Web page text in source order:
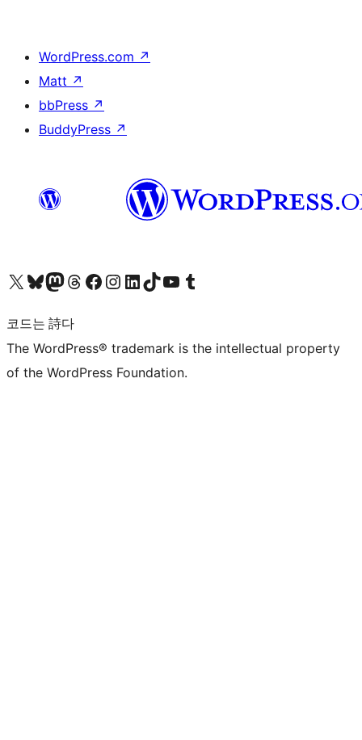
WordPress.com ↗
Matt ↗
bbPress ↗
BuddyPress ↗
X(이전 트위터) 계정 방문하기블루스카이 계정 방문하기마스토돈 계정 방문하기스레드 계정 방문하기 페이스북 페이지 방문하기인스타그램 계정 방문하기 LinkedIn 계정 방문하기틱톡 계정 방문하기유튜브 채널 방문하기 텀블러 계정 방문하기
코드는 詩다
The WordPress® trademark is the intellectual property
of the WordPress Foundation.